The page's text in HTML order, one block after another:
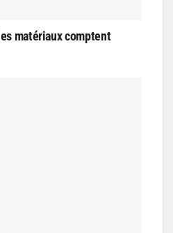
matériaux comptent